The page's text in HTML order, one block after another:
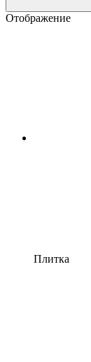
Отображение
Плитка